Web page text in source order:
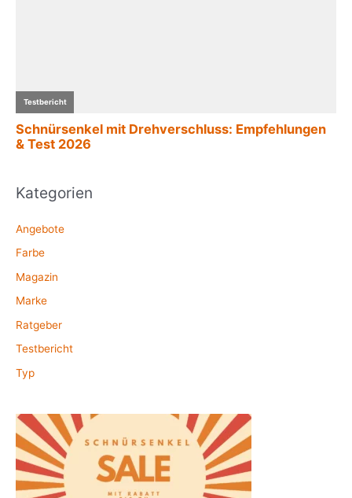
Kategorien
Angebote
Farbe
Magazin
Marke
Ratgeber
Testbericht
Typ